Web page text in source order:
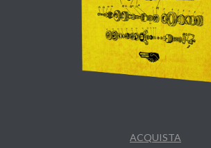
ACQUISTA